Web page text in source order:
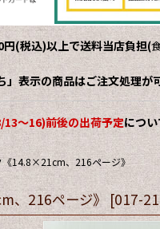
円(税込)以上で送料当店負担(
」表示の商品はご注文処理が
～16)前後の出荷予定につい
14.8×21cm、216ページ》
、216ページ》 [017-